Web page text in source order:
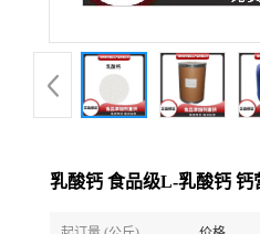
乳酸钙 食品级L-乳酸钙 钙